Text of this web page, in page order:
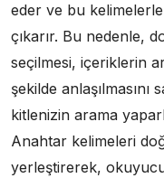
eder ve bu
çıkarır. Bu nedenle,
seçilmesi, içeriklerin
şekilde
kitlenizin arama
Anahtar kelimeleri
yerleştirerek,